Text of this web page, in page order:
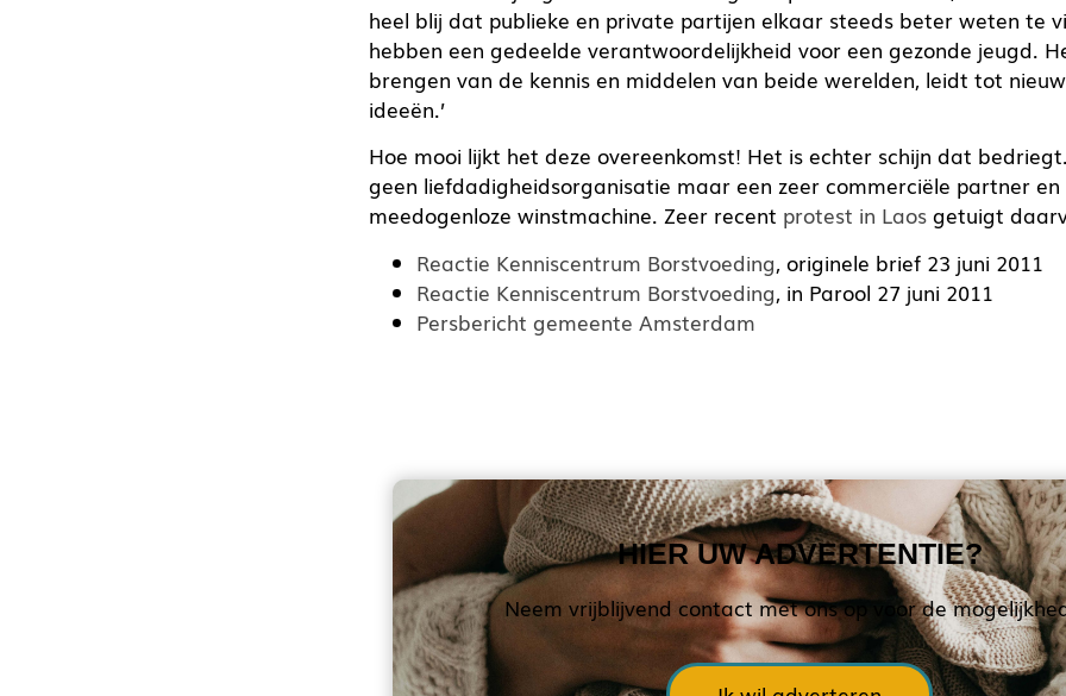
heel blij dat publieke en private partijen elkaar steeds beter weten te
hebben een gedeelde verantwoordelijkheid voor een gezonde jeugd.
brengen van de kennis en middelen van beide werelden, leidt tot
ideeën.’
Hoe mooi lijkt het deze overeenkomst! Het is echter schijn dat
geen liefdadigheidsorganisatie maar een zeer commerciële partner en
meedogenloze winstmachine. Zeer recent protest in Laos getuigt
Reactie Kenniscentrum Borstvoeding, originele brief 23 juni 2011
Reactie Kenniscentrum Borstvoeding, in Parool 27 juni 2011
Persbericht gemeente Amsterdam
HIER UW ADVERTENTIE?
Neem vrijblijvend contact met ons op voor de